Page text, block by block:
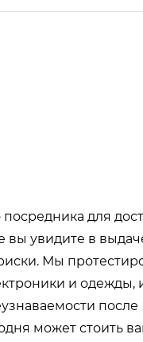
для
вы увидите в
Мы
и одежды,
после
может стоить